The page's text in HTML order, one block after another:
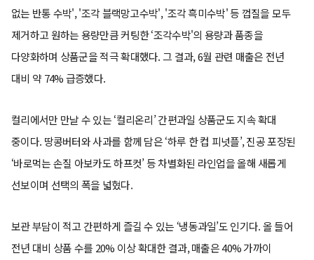
없는 반통 수박', '조각 블랙망고수박', '조각 흑미수박' 등 껍질을 모두
제거하고 원하는 용량만큼 커팅한 ‘조각수박'의 용량과 품종을
다양화하며 상품군을 적극 확대했다. 그 결과, 6월 관련 매출은 전년
대비 약 74% 급증했다.
컬리에서만 만날 수 있는 ‘컬리온리’ 간편과일 상품군도 지속 확대
중이다. 땅콩버터와 사과를 함께 담은 ‘하루 한 컵 피넛플’, 진공 포장된
‘바로먹는 손질 아보카도 하프컷’ 등 차별화된 라인업을 올해 새롭게
선보이며 선택의 폭을 넓혔다.
보관 부담이 적고 간편하게 즐길 수 있는 ‘냉동과일’도 인기다. 올 들어
전년 대비 상품 수를 20% 이상 확대한 결과, 매출은 40% 가까이